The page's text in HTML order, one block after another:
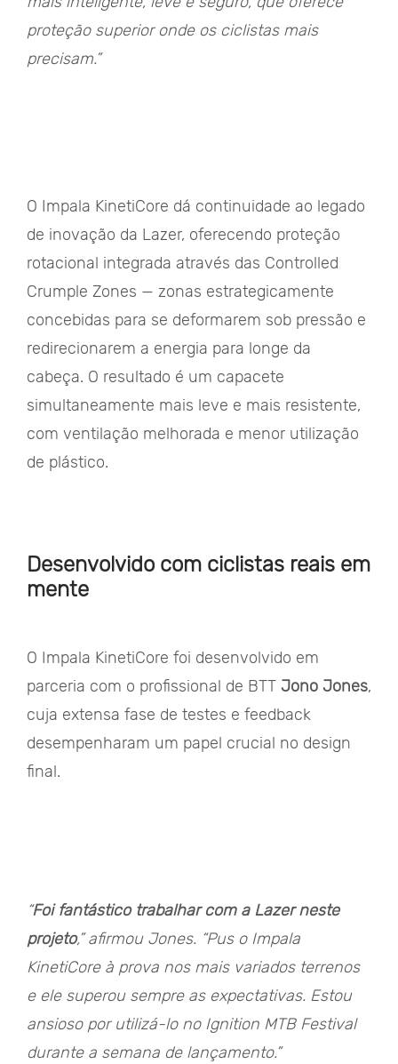
proteção superior onde os ciclistas mais
precisam.”
O Impala KinetiCore dá continuidade ao legado
de inovação da Lazer, oferecendo proteção
rotacional integrada através das Controlled
Crumple Zones — zonas estrategicamente
concebidas para se deformarem sob pressão e
redirecionarem a energia para longe da
cabeça. O resultado é um capacete
simultaneamente mais leve e mais resistente,
com ventilação melhorada e menor utilização
de plástico.
Desenvolvido com ciclistas reais em
mente
O Impala KinetiCore foi desenvolvido em
parceria com o profissional de BTT Jono Jones,
cuja extensa fase de testes e feedback
desempenharam um papel crucial no design
final.
“Foi fantástico trabalhar com a Lazer neste
projeto,” afirmou Jones. “Pus o Impala
KinetiCore à prova nos mais variados terrenos
e ele superou sempre as expectativas. Estou
ansioso por utilizá-lo no Ignition MTB Festival
durante a semana de lançamento.”